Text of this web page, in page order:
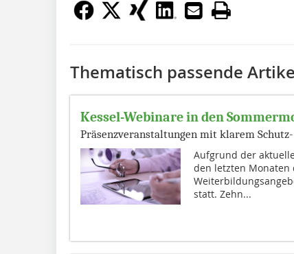
Thematisch passende
Kessel-Webinare in den
Präsenzveranstaltungen mit klarem
Aufgrund der
den letzten Monaten
statt. Zehn...